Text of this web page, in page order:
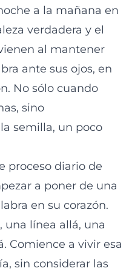
a la mañana en
verdadera y el
al mantener
ante sus ojos, en
No sólo cuando
sino
semilla, un poco
proceso diario de
a poner de una
en su corazón.
una línea allá, una
Comience a vivir esa
sin considerar las